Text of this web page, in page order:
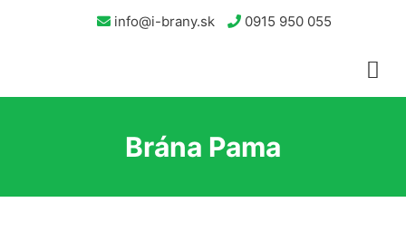
info@i-brany.sk 0915 950 055
Brána Pama